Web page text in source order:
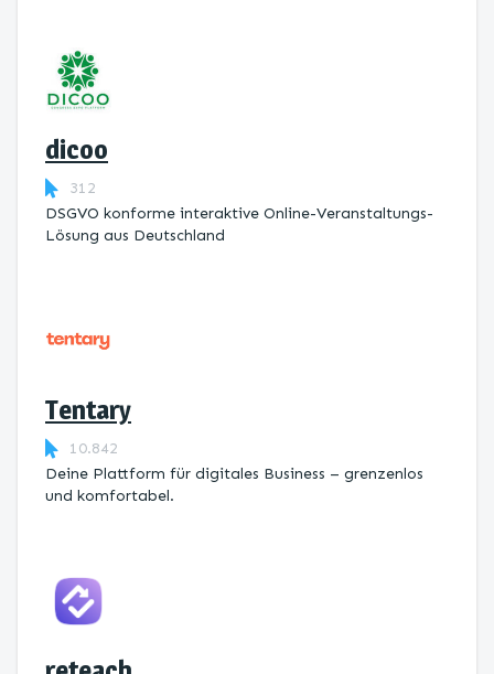
dicoo
312
DSGVO konforme interaktive Online-Veranstaltungs-
Lösung aus Deutschland
Tentary
10.842
Deine Plattform für digitales Business – grenzenlos
und komfortabel.